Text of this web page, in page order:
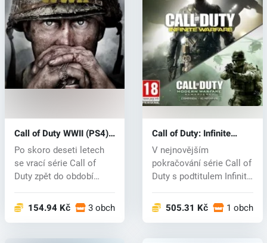
Call of Duty WWII (PS4)
key
Po skoro deseti letech
se vrací série Call of
Duty zpět do období
154.94 Kč 3 obchodech
Call of Duty: Infinite
Warfare (PS4) key
V nejnovějším
pokračování série Call of
Duty s podtitulem Infinite
505.31 Kč 1